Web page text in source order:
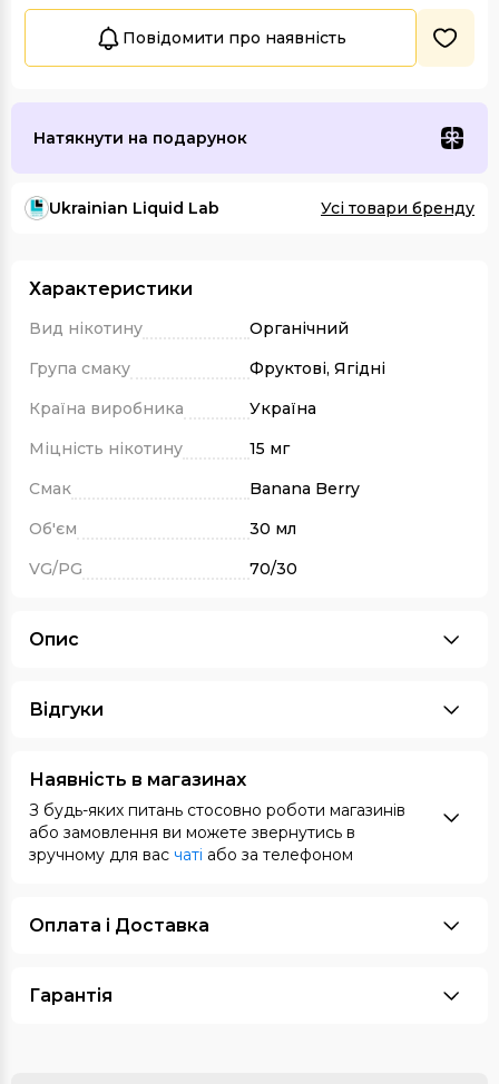
Повідомити про наявність
Натякнути на подарунок
Ukrainian Liquid Lab Усі товари бренду
Характеристики
Вид нікотину
Органічний
Група смаку
Фруктові, Ягідні
Країна виробника
Україна
Міцність нікотину
15 мг
Смак
Banana Berry
Об'єм
30 мл
VG/PG
70/30
Опис
Відгуки
Наявність в магазинах
З будь-яких питань стосовно роботи магазинів
або замовлення ви можете звернутись в
зручному для вас чаті або за телефоном
Оплата i Доставка
Гарантія